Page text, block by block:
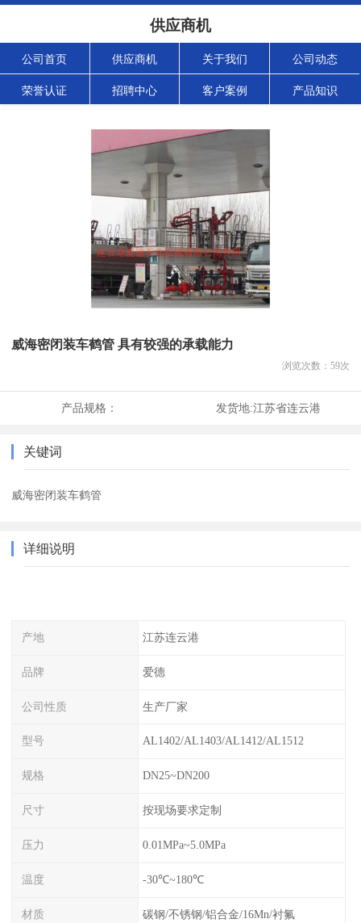
供应商机
公司首页 供应商机 关于我们 公司动态
荣誉认证 招聘中心 客户案例 产品知识
威海密闭装车鹤管 具有较强的承载能力
浏览次数： 59次
产品规格： 发货地:江苏省连云港
关键词
威海密闭装车鹤管
详细说明
产地 江苏连云港
品牌 爱德
公司性质 生产厂家
型号 AL1402/AL1403/AL1412/AL1512
规格 DN25~DN200
尺寸 按现场要求定制
压力 0.01MPa~5.0MPa
温度 -30℃~180℃
材质 碳钢/不锈钢/铝合金/16Mn/衬氟